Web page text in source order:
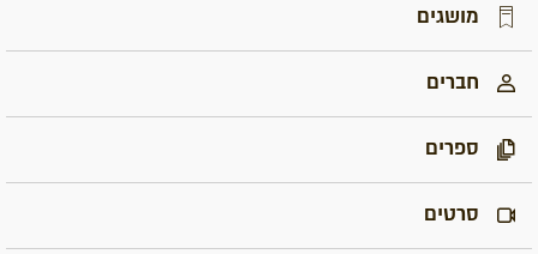
מושגים
חברים
ספרים
סרטים